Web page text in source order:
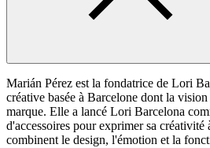
Marián Pérez est la fondatrice de Lori
créative basée à Barcelone dont la
marque. Elle a lancé Lori Barcelona
d'accessoires pour exprimer sa créativité
combinent le design, l'émotion et la